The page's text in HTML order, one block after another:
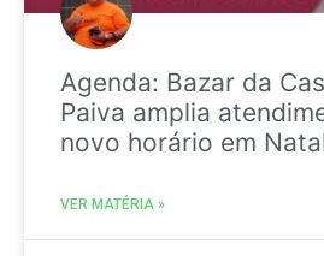
Agenda: Bazar da
Paiva amplia
novo horário em
VER MATÉRIA »